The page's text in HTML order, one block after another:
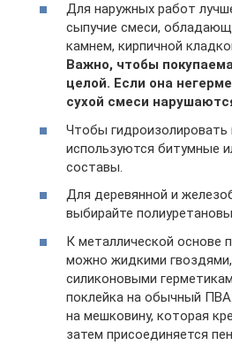
Для наружных работ
сыпучие смеси,
камнем, кирпичной
Важно, чтобы
целой. Если она
сухой смеси
Чтобы гидроизолировать
используются битумные
составы.
Для деревянной и
выбирайте
К металлической основе
можно жидкими
силиконовыми
поклейка на обычный
на мешковину, которая
затем присоединяется